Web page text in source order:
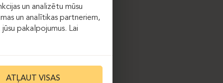
un analizētu mūsu
un analītikas partneriem,
pakalpojumus. Lai
ATĻAUT VISAS